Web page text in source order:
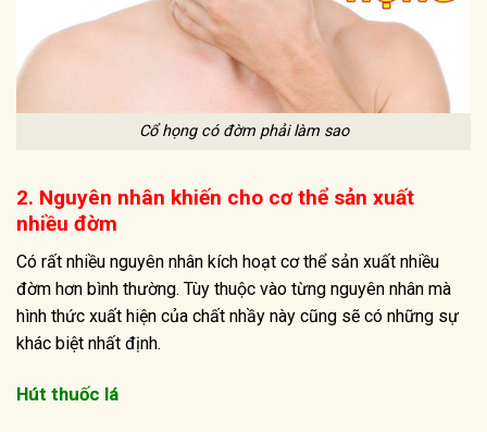
Cổ họng có đờm phải làm sao
2. Nguyên nhân khiến cho cơ thể sản xuất
nhiều đờm
Có rất nhiều nguyên nhân kích hoạt cơ thể sản xuất nhiều
đờm hơn bình thường. Tùy thuộc vào từng nguyên nhân mà
hình thức xuất hiện của chất nhầy này cũng sẽ có những sự
khác biệt nhất định.
Hút thuốc lá